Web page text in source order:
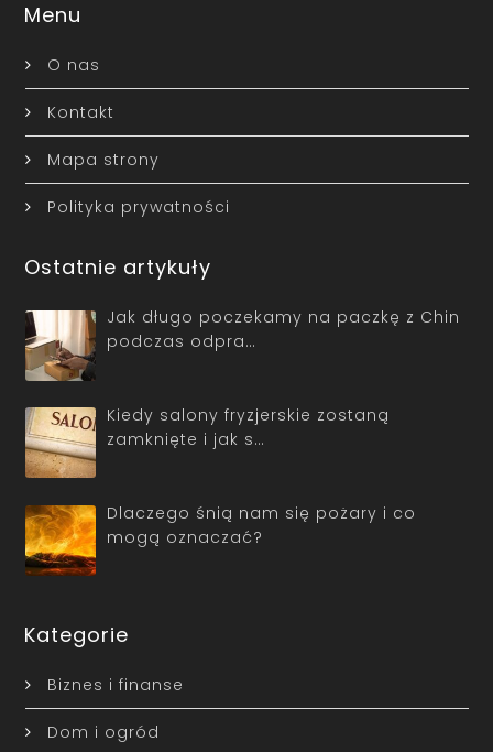
Menu
O nas
Kontakt
Mapa strony
Polityka prywatności
Ostatnie artykuły
Jak długo poczekamy na paczkę z Chin
podczas odpra…
Kiedy salony fryzjerskie zostaną
zamknięte i jak s…
Dlaczego śnią nam się pożary i co
mogą oznaczać?
Kategorie
Biznes i finanse
Dom i ogród